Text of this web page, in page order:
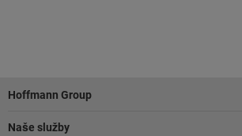
Zápatí
Hoffmann Group
Naše služby